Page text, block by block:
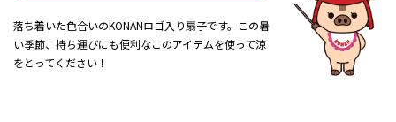
落ち着いた色合いのKONANロゴ入り扇子です。この暑
い季節、持ち運びにも便利なこのアイテムを使って涼
をとってください！